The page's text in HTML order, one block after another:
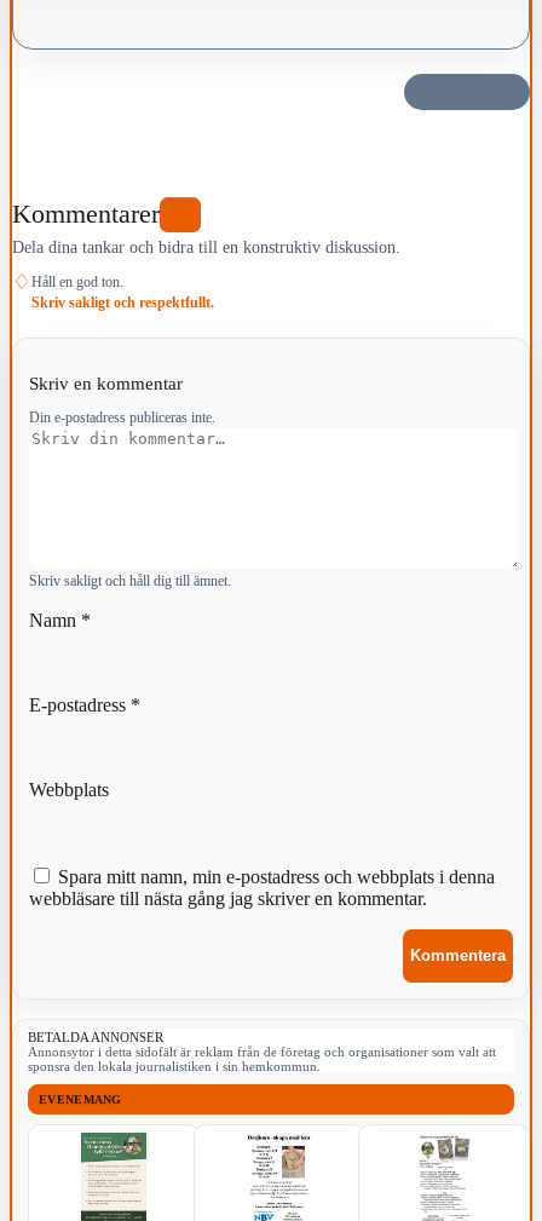
Kommentarer
Dela dina tankar och bidra till en konstruktiv diskussion.
♢ Håll en god ton.
Skriv sakligt och respektfullt.
Skriv en kommentar
Din e-postadress publiceras inte.
Kommentar
Skriv sakligt och håll dig till ämnet.
Namn *
E-postadress *
Webbplats
Spara mitt namn, min e-postadress och webbplats i denna
webbläsare till nästa gång jag skriver en kommentar.
BETALDA ANNONSER
Annonsytor i detta sidofält är reklam från de företag och organisationer som valt att
sponsra den lokala journalistiken i sin hemkommun.
EVENEMANG